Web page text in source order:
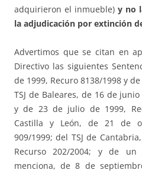
adquirieron el inmueble) y no
la adjudicación por extinción
Advertimos que se citan en
Directivo las siguientes
de 1999, Recuro 8138/1998 y
TSJ de Baleares, de 16 de
y de 23 de julio de 1999,
Castilla y León, de 21 de
909/1999; del TSJ de
Recurso 202/2004; y de
menciona, de 8 de